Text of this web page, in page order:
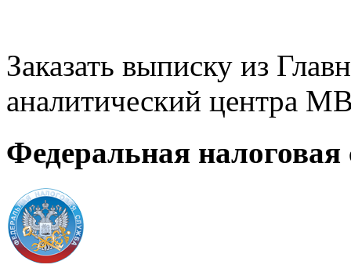
Заказать выписку из
аналитический центра
Федеральная налоговая